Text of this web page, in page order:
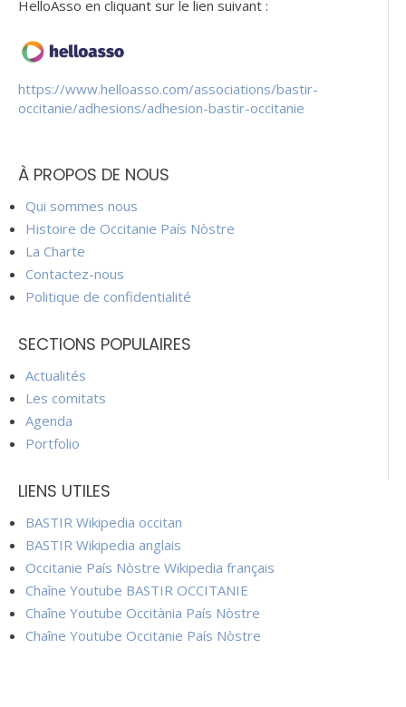
HelloAsso en cliquant sur le lien suivant :
https://www.helloasso.com/associations/bastir-
occitanie/adhesions/adhesion-bastir-occitanie
À PROPOS DE NOUS
Qui sommes nous
Histoire de Occitanie País Nòstre
La Charte
Contactez-nous
Politique de confidentialité
SECTIONS POPULAIRES
Actualités
Les comitats
Agenda
Portfolio
LIENS UTILES
BASTIR Wikipedia occitan
BASTIR Wikipedia anglais
Occitanie País Nòstre Wikipedia français
Chaîne Youtube BASTIR OCCITANIE
Chaîne Youtube Occitània País Nòstre
Chaîne Youtube Occitanie País Nòstre